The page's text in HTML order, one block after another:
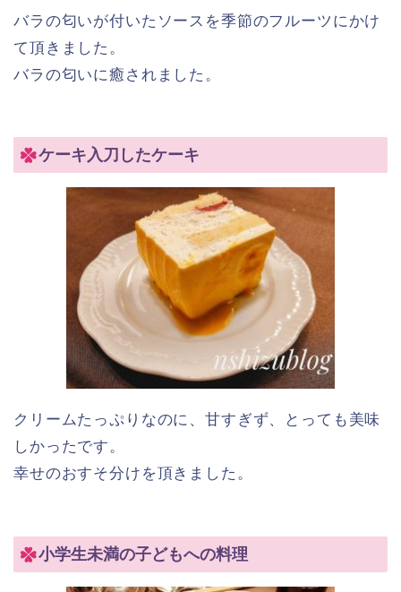
バラの匂いが付いたソースを季節のフルーツにかけ
て頂きました。
バラの匂いに癒されました。
ケーキ入刀したケーキ
クリームたっぷりなのに、甘すぎず、とっても美味
しかったです。
幸せのおすそ分けを頂きました。
小学生未満の子どもへの料理